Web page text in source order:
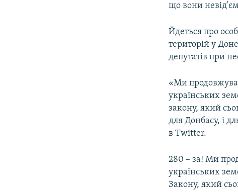
що вони
Йдеться про
територій у
депутатів при
«Ми
українських
закону, який
для Донбасу, і
в Twitter.
280 – за! Ми
українських
Закону, який